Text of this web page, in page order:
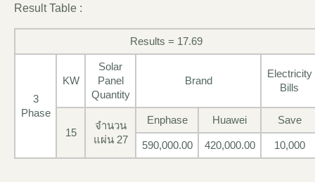
Result Table :
Results = 17.69
3
Phase
KW
Solar
Panel
Quantity
Brand
Electricity
Bills
15
จำนวน
แผ่น 27
Enphase Huawei Save
590,000.00 420,000.00 10,000